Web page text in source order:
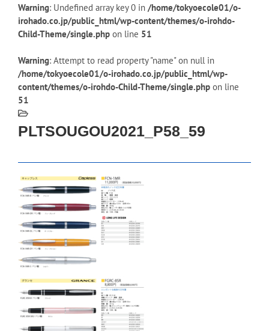
Warning: Undefined array key 0 in /home/tokyoecole01/o-
irohado.co.jp/public_html/wp-content/themes/o-irohdo-
Child-Theme/single.php on line 51
Warning: Attempt to read property "name" on null in
/home/tokyoecole01/o-irohado.co.jp/public_html/wp-
content/themes/o-irohdo-Child-Theme/single.php on line
51
PLTSOUGOU2021_P58_59